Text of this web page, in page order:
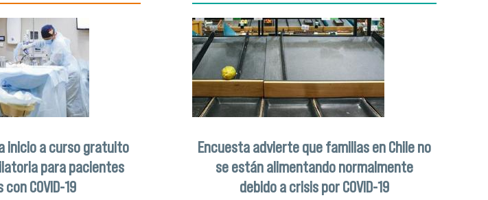
inicio a curso gratuito
para pacientes
COVID-19
Encuesta advierte que familias en Chile no
se están alimentando normalmente
debido a crisis por COVID-19